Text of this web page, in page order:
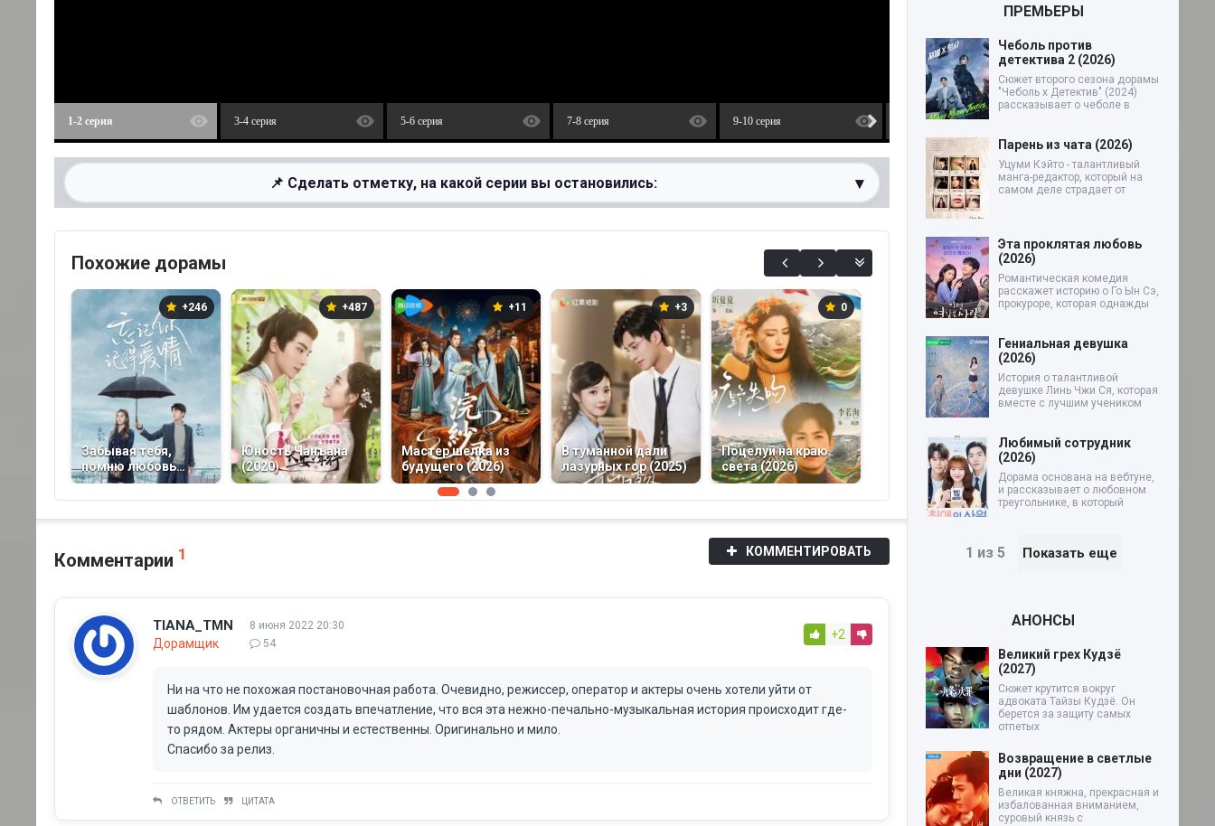
1-2 серия 3-4 серия 5-6 серия 7-8 серия 9-10 серия 11-12 серия
📌 Сделать отметку, на какой серии вы остановились: ▾
0%
Похожие дорамы
+246
Забывая тебя,
помню любовь
(2020)
+487
Юность Чанъана
(2020)
+11
Мастер шелка из
будущего (2026)
+3
В туманной дали
лазурных гор (2025)
0
Поцелуй на краю
света (2026)
+4
Директор Мо
опекает жену, а она
ставит всех на
место (2026)
+23
Баллада о
(2026)
Комментарии 1 КОММЕНТИРОВАТЬ
TIANA_TMN
Дорамщик
8 июня 2022 20:30
54
+2
Ни на что не похожая постановочная работа. Очевидно, режиссер, оператор и актеры очень хотели уйти от
шаблонов. Им удается создать впечатление, что вся эта нежно-печально-музыкальная история происходит где-
то рядом. Актеры органичны и естественны. Оригинально и мило.
Спасибо за релиз.
ОТВЕТИТЬ ЦИТАТА
ПРЕМЬЕРЫ
Чеболь против
детектива 2 (2026)
Сюжет второго сезона дорамы
"Чеболь x Детектив" (2024)
рассказывает о чеболе в
Парень из чата (2026)
Уцуми Кэйто - талантливый
манга-редактор, который на
самом деле страдает от
Эта проклятая любовь
(2026)
Романтическая комедия
расскажет историю о Го Ын Сэ,
прокуроре, которая однажды
Гениальная девушка
(2026)
История о талантливой
девушке Линь Чжи Ся, которая
вместе с лучшим учеником
Любимый сотрудник
(2026)
Дорама основана на вебтуне,
и рассказывает о любовном
треугольнике, в который
1 из 5 Показать еще
АНОНСЫ
Великий грех Кудзё
(2027)
Сюжет крутится вокруг
адвоката Тайзы Кудзё. Он
берется за защиту самых
отпетых
Возвращение в светлые
дни (2027)
Великая княжна, прекрасная и
избалованная вниманием,
суровый князь с